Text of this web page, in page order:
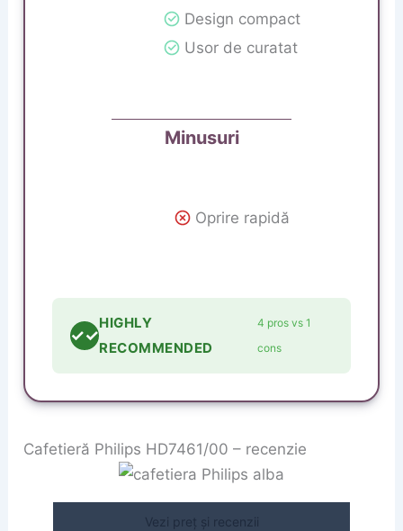
Design compact
Usor de curatat
Minusuri
Oprire rapidă
✓✓
HIGHLY
RECOMMENDED
4 pros vs 1
cons
Cafetieră Philips HD7461/00 – recenzie
Vezi preț și recenzii